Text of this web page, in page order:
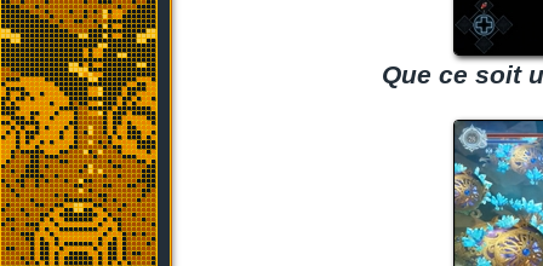
Que ce soit